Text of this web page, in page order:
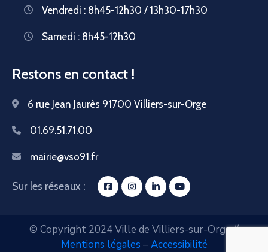
Vendredi : 8h45-12h30 / 13h30-17h30
Samedi : 8h45-12h30
Restons en contact !
6 rue Jean Jaurès 91700 Villiers-sur-Orge
01.69.51.71.00
mairie@vso91.fr
Sur les réseaux :
© Copyright 2024 Ville de Villiers-sur-Orge //
Mentions légales –Accessibilité